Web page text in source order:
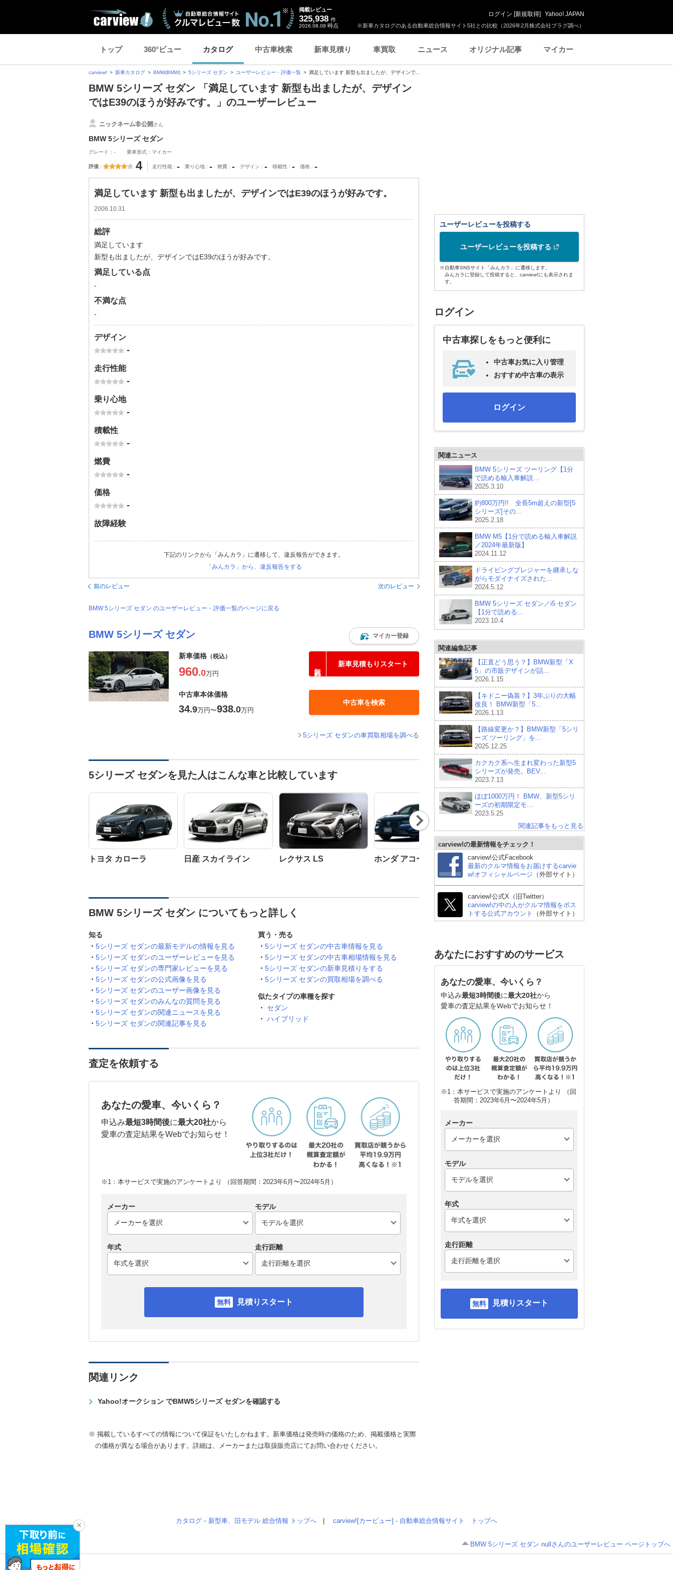
※新車カタログのある自動車総合情報サイト5社との比較（2026年2月株式会社プラグ調べ）
掲載レビュー
325,938 件
2026.08.08 時点
ログイン [新規取得] Yahoo! JAPAN
トップ 360°ビュー カタログ 中古車検索 新車見積り 車買取 ニュース オリジナル記事 マイカー
carview! 新車カタログ BMW(BMW) 5シリーズ セダン ユーザーレビュー・評価一覧 満足しています 新型も出ましたが、デザインで...
BMW 5シリーズ セダン 「満足しています 新型も出ましたが、デザイン
ではE39のほうが好みです。」のユーザーレビュー
ニックネーム非公開さん
BMW 5シリーズ セダン
グレード：- 乗車形式：マイカー
評価 4 走行性能 - 乗り心地 - 燃費 - デザイン - 積載性 - 価格 -
満足しています 新型も出ましたが、デザインではE39のほうが好みです。
2006.10.31
総評
満足しています
新型も出ましたが、デザインではE39のほうが好みです。
満足している点
-
不満な点
-
デザイン
-
走行性能
-
乗り心地
-
積載性
-
燃費
-
価格
-
故障経験
下記のリンクから「みんカラ」に遷移して、違反報告ができます。
「みんカラ」から、違反報告をする
前のレビュー 次のレビュー
BMW 5シリーズ セダン のユーザーレビュー・評価一覧のページに戻る
BMW 5シリーズ セダン マイカー登録
新車価格 （税込）
960.0万円
新車見積もりスタート
中古車本体価格
34.9万円〜938.0万円
中古車を検索
5シリーズ セダンの車買取相場を調べる
5シリーズ セダンを見た人はこんな車と比較しています
トヨタ カローラ 日産 スカイライン レクサス LS ホンダ アコード
レクサス ISハイブリッ
ド
Nex
t
BMW 5シリーズ セダン についてもっと詳しく
知る
5シリーズ セダンの最新モデルの情報を見る
5シリーズ セダンのユーザーレビューを見る
5シリーズ セダンの専門家レビューを見る
5シリーズ セダンの公式画像を見る
5シリーズ セダンのユーザー画像を見る
5シリーズ セダンのみんなの質問を見る
5シリーズ セダンの関連ニュースを見る
5シリーズ セダンの関連記事を見る
買う・売る
5シリーズ セダンの中古車情報を見る
5シリーズ セダンの中古車相場情報を見る
5シリーズ セダンの新車見積りをする
5シリーズ セダンの買取相場を調べる
似たタイプの車種を探す
セダン
ハイブリッド
査定を依頼する
あなたの愛車、今いくら？
申込み最短3時間後に最大20社から
愛車の査定結果をWebでお知らせ！
※1：本サービスで実施のアンケートより （回答期間：2023年6月〜2024年5月）
メーカー モデル
年式 走行距離
見積りスタート
関連リンク
Yahoo!オークション でBMW5シリーズ セダンを確認する
※ 掲載しているすべての情報について保証をいたしかねます。新車価格は発売時の価格のため、掲載価格と実際
の価格が異なる場合があります。詳細は、メーカーまたは取扱販売店にてお問い合わせください。
ユーザーレビューを投稿する
ユーザーレビューを投稿する
※自動車SNSサイト「みんカラ」に遷移します。
みんカラに登録して投稿すると、carview!にも表示されま
す。
ログイン
中古車探しをもっと便利に
中古車お気に入り管理
おすすめ中古車の表示
ログイン
関連ニュース
BMW 5シリーズ ツーリング【1分
で読める輸入車解説...
2025.3.10
約800万円!! 全長5m超えの新型[5
シリーズ]その...
2025.2.18
BMW M5【1分で読める輸入車解説
／2024年最新版】
2024.11.12
ドライビングプレジャーを継承しな
がらモダイナイズされた...
2024.5.12
BMW 5シリーズ セダン／i5 セダン
【1分で読める...
2023.10.4
関連編集記事
【正直どう思う？】BMW新型「X
5」の市販デザインが話...
2026.1.15
【キドニー偽装？】3年ぶりの大幅
改良！ BMW新型「5...
2026.1.13
【路線変更か？】BMW新型「5シリ
ーズ ツーリング」を...
2025.12.25
カクカク系へ生まれ変わった新型5
シリーズが発売。BEV...
2023.7.13
ほぼ1000万円！ BMW、新型5シリ
ーズの初期限定モ...
2023.5.25
関連記事をもっと見る
carview!の最新情報をチェック！
carview!公式Facebook
最新のクルマ情報をお届けするcarvie
w!オフィシャルページ （外部サイト）
carview!公式X（旧Twitter）
carview!の中の人がクルマ情報をポス
トする公式アカウント
（外部サイト）
あなたにおすすめのサービス
あなたの愛車、今いくら？
申込み最短3時間後に最大20社から
愛車の査定結果をWebでお知らせ！
※1：本サービスで実施のアンケートより （回
答期間：2023年6月〜2024年5月）
メーカー
モデル
年式
走行距離
見積りスタート
カタログ－新型車、旧モデル 総合情報 トップへ carview![カービュー] - 自動車総合情報サイト トップへ
BMW 5シリーズ セダン nullさんのユーザーレビュー ページトップへ